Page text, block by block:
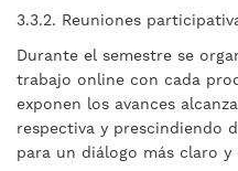
3.3.2. Reuniones
Durante el semestre se
trabajo online con cada
exponen los avances
respectiva y prescindiendo
para un diálogo más claro y